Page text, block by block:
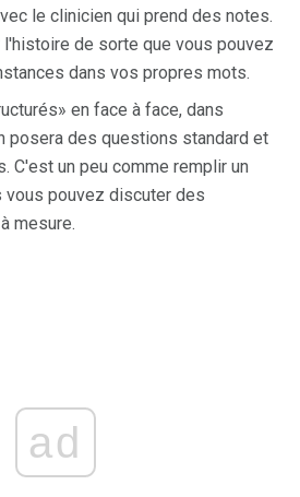
le clinicien qui prend des notes.
de sorte que vous pouvez
dans vos propres mots.
en face à face, dans
posera des questions standard et
C'est un peu comme remplir un
vous pouvez discuter des
mesure.
ad